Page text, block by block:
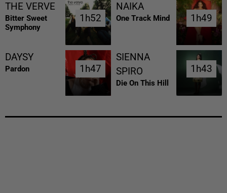
THE VERVE
Bitter Sweet
Symphony
1h52
1h52
NAIKA
One Track Mind 1h49
1h49
DAYSY
Pardon 1h47
1h47
SIENNA
SPIRO
Die On This Hill
1h43
1h43